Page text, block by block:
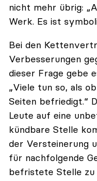
nicht mehr übrig:
Werk. Es ist
Bei den
Verbesserungen
dieser Frage gebe
„Viele tun so, als
Seiten befriedigt.“
Leute auf eine
kündbare Stelle
der Versteinerung
für nachfolgende
befristete Stelle zu